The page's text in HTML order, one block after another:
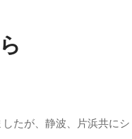
たが、静波、片浜共にシ